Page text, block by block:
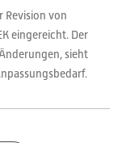
Revision von
eingereicht. Der
sieht